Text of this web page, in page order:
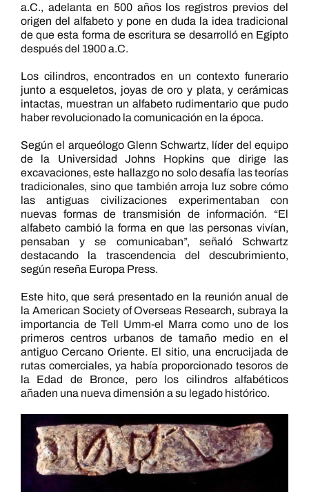
a.C., adelanta en 500 años los registros previos del
origen del alfabeto y pone en duda la idea tradicional
de que esta forma de escritura se desarrolló en Egipto
después del 1900 a.C.
Los cilindros, encontrados en un contexto funerario
junto a esqueletos, joyas de oro y plata, y cerámicas
intactas, muestran un alfabeto rudimentario que pudo
haber revolucionado la comunicación en la época.
Según el arqueólogo Glenn Schwartz, líder del equipo
de la Universidad Johns Hopkins que dirige las
excavaciones, este hallazgo no solo desafía las teorías
tradicionales, sino que también arroja luz sobre cómo
las antiguas civilizaciones experimentaban con
nuevas formas de transmisión de información. “El
alfabeto cambió la forma en que las personas vivían,
pensaban y se comunicaban”, señaló Schwartz
destacando la trascendencia del descubrimiento,
según reseña Europa Press.
Este hito, que será presentado en la reunión anual de
la American Society of Overseas Research, subraya la
importancia de Tell Umm-el Marra como uno de los
primeros centros urbanos de tamaño medio en el
antiguo Cercano Oriente. El sitio, una encrucijada de
rutas comerciales, ya había proporcionado tesoros de
la Edad de Bronce, pero los cilindros alfabéticos
añaden una nueva dimensión a su legado histórico.